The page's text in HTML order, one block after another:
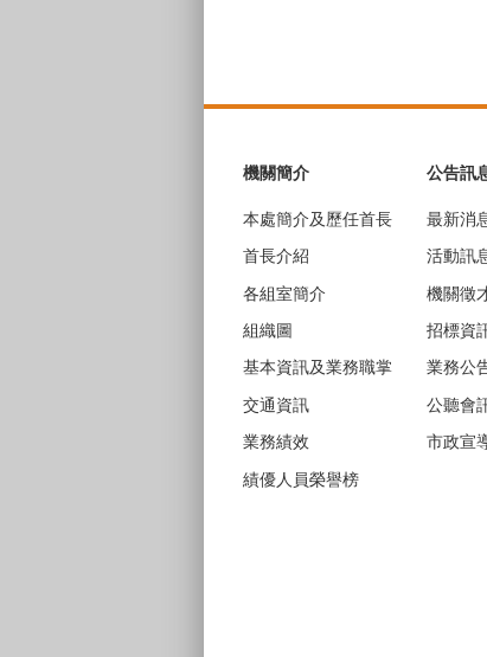
機關簡介
本處簡介及歷任首長
首長介紹
各組室簡介
組織圖
基本資訊及業務職掌
交通資訊
業務績效
績優人員榮譽榜
公告訊
最新消
活動訊
機關徵
招標資
業務公
公聽會
市政宣